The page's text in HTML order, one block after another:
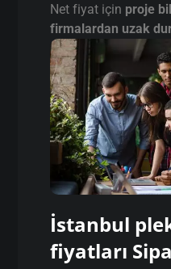
Net fiyat için proje
firmalardan uzak
İstanbul
fiyatları